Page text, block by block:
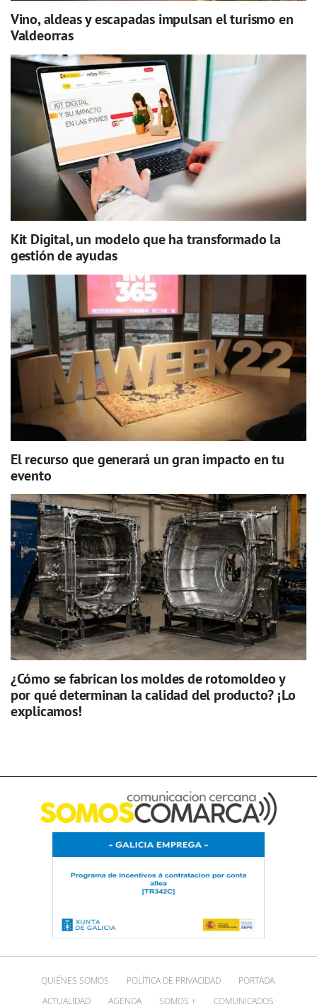
Vino, aldeas y escapadas impulsan el turismo en
Valdeorras
Kit Digital, un modelo que ha transformado la
gestión de ayudas
El recurso que generará un gran impacto en tu
evento
¿Cómo se fabrican los moldes de rotomoldeo y
por qué determinan la calidad del producto? ¡Lo
explicamos!
QUIÉNES SOMOS POLÍTICA DE PRIVACIDAD
PORTADA
ACTUALIDAD
AGENDA SOMOS + COMUNICADOS